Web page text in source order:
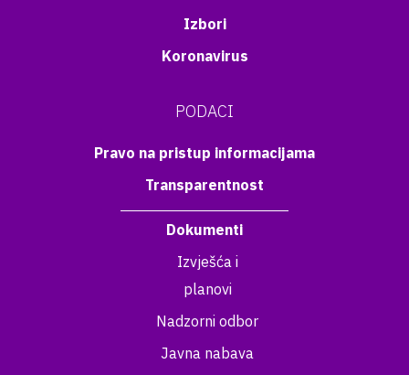
Izbori
Koronavirus
PODACI
Pravo na pristup informacijama
Transparentnost
Dokumenti
Izvješća i
planovi
Nadzorni odbor
Javna nabava